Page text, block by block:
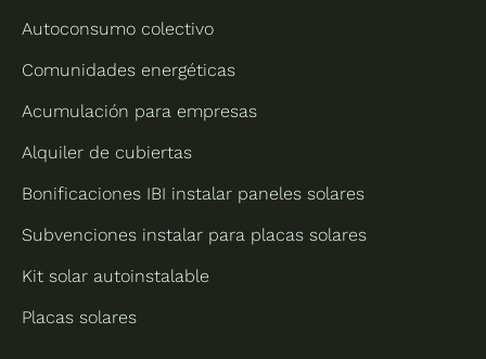
Autoconsumo colectivo
Comunidades energéticas
Acumulación para empresas
Alquiler de cubiertas
Bonificaciones IBI instalar paneles solares
Subvenciones instalar para placas solares
Kit solar autoinstalable
Placas solares